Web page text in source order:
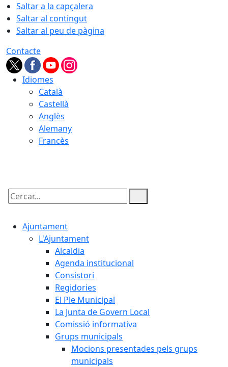
Saltar a la capçalera
Saltar al contingut
Saltar al peu de pàgina
Contacte
Idiomes
Català
Castellà
Anglès
Alemany
Francès
Cercar:
Ajuntament
L'Ajuntament
Alcaldia
Agenda institucional
Consistori
Regidories
El Ple Municipal
La Junta de Govern Local
Comissió informativa
Grups municipals
Mocions presentades pels grups
municipals